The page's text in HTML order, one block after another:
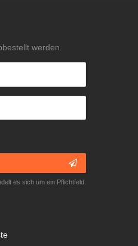
werden.
es sich um ein Pflichtfeld.